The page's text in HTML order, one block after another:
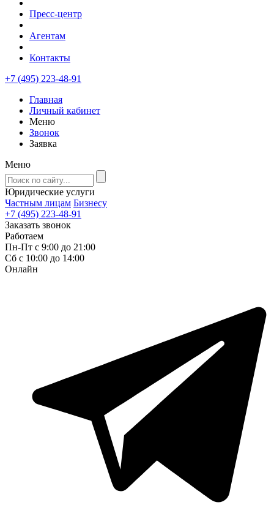
Пресс-центр
Агентам
Контакты
+7 (495) 223-48-91
Главная
Личный кабинет
Меню
Звонок
Заявка
Меню
Юридические услуги
Частным лицам Бизнесу
+7 (495) 223-48-91
Заказать звонок
Работаем
Пн-Пт с 9:00 до 21:00
Сб с 10:00 до 14:00
Онлайн